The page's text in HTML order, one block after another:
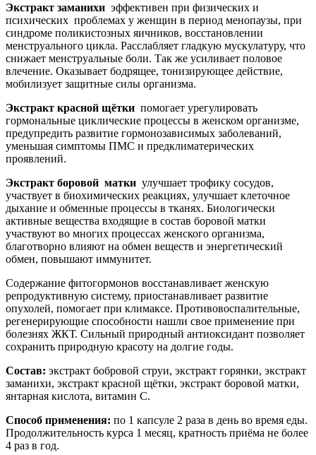
Экстракт заманихи эффективен при физических и
психических проблемах у женщин в период менопаузы, при
синдроме поликистозных яичников, восстановлении
менструального цикла. Расслабляет гладкую мускулатуру, что
снижает менструальные боли. Так же усиливает половое
влечение. Оказывает бодрящее, тонизирующее действие,
мобилизует защитные силы организма.
Экстракт красной щётки помогает урегулировать
гормональные циклические процессы в женском организме,
предупредить развитие гормонозависимых заболеваний,
уменьшая симптомы ПМС и предклиматерических
проявлений.
Экстракт боровой матки улучшает трофику сосудов,
участвует в биохимических реакциях, улучшает клеточное
дыхание и обменные процессы в тканях. Биологически
активные вещества входящие в состав боровой матки
участвуют во многих процессах женского организма,
благотворно влияют на обмен веществ и энергетический
обмен, повышают иммунитет.
Содержание фитогормонов восстанавливает женскую
репродуктивную систему, приостанавливает развитие
опухолей, помогает при климаксе. Противовоспалительные,
регенерирующие способности нашли свое применение при
болезнях ЖКТ. Сильный природный антиоксидант позволяет
сохранить природную красоту на долгие годы.
Состав: экстракт бобровой струи, экстракт горянки, экстракт
заманихи, экстракт красной щётки, экстракт боровой матки,
янтарная кислота, витамин С.
Способ применения: по 1 капсуле 2 раза в день во время еды.
Продолжительность курса 1 месяц, кратность приёма не более
4 раз в год.